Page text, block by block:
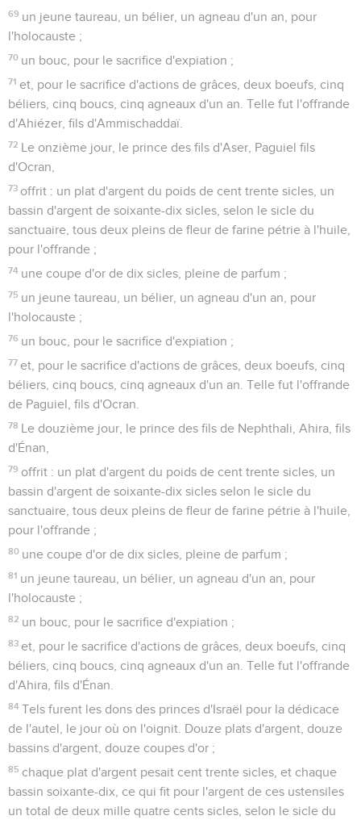
69 un jeune taureau, un bélier, un agneau d'un an, pour
l'holocauste ;
70 un bouc, pour le sacrifice d'expiation ;
71 et, pour le sacrifice d'actions de grâces, deux boeufs, cinq
béliers, cinq boucs, cinq agneaux d'un an. Telle fut l'offrande
d'Ahiézer, fils d'Ammischaddaï.
72 Le onzième jour, le prince des fils d'Aser, Paguiel fils
d'Ocran,
73 offrit : un plat d'argent du poids de cent trente sicles, un
bassin d'argent de soixante-dix sicles, selon le sicle du
sanctuaire, tous deux pleins de fleur de farine pétrie à l'huile,
pour l'offrande ;
74 une coupe d'or de dix sicles, pleine de parfum ;
75 un jeune taureau, un bélier, un agneau d'un an, pour
l'holocauste ;
76 un bouc, pour le sacrifice d'expiation ;
77 et, pour le sacrifice d'actions de grâces, deux boeufs, cinq
béliers, cinq boucs, cinq agneaux d'un an. Telle fut l'offrande
de Paguiel, fils d'Ocran.
78 Le douzième jour, le prince des fils de Nephthali, Ahira, fils
d'Énan,
79 offrit : un plat d'argent du poids de cent trente sicles, un
bassin d'argent de soixante-dix sicles selon le sicle du
sanctuaire, tous deux pleins de fleur de farine pétrie à l'huile,
pour l'offrande ;
80 une coupe d'or de dix sicles, pleine de parfum ;
81 un jeune taureau, un bélier, un agneau d'un an, pour
l'holocauste ;
82 un bouc, pour le sacrifice d'expiation ;
83 et, pour le sacrifice d'actions de grâces, deux boeufs, cinq
béliers, cinq boucs, cinq agneaux d'un an. Telle fut l'offrande
d'Ahira, fils d'Énan.
84 Tels furent les dons des princes d'Israël pour la dédicace
de l'autel, le jour où on l'oignit. Douze plats d'argent, douze
bassins d'argent, douze coupes d'or ;
85 chaque plat d'argent pesait cent trente sicles, et chaque
bassin soixante-dix, ce qui fit pour l'argent de ces ustensiles
un total de deux mille quatre cents sicles, selon le sicle du